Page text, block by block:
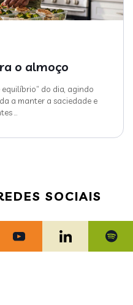
o almoço
do dia, agindo
a manter a saciedade e
…
SOCIAIS